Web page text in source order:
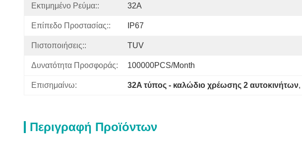
Εκτιμημένο Ρεύμα:: 32A
Επίπεδο Προστασίας:: IP67
Πιστοποιήσεις:: TUV
Δυνατότητα Προσφοράς: 100000PCS/Month
Επισημαίνω: 32A τύπος - καλώδιο χρέωσης 2 αυτοκινήτων,
Περιγραφή Προϊόντων